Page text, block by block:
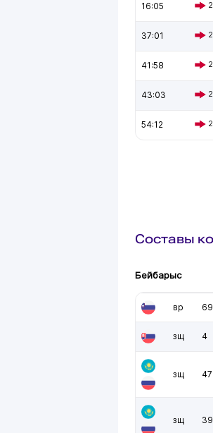
16:05 2
37:01 2
41:58 2
43:03 2
54:12 2
Составы
Бейбарыс
вр 69
зщ 4
зщ 47
зщ 39